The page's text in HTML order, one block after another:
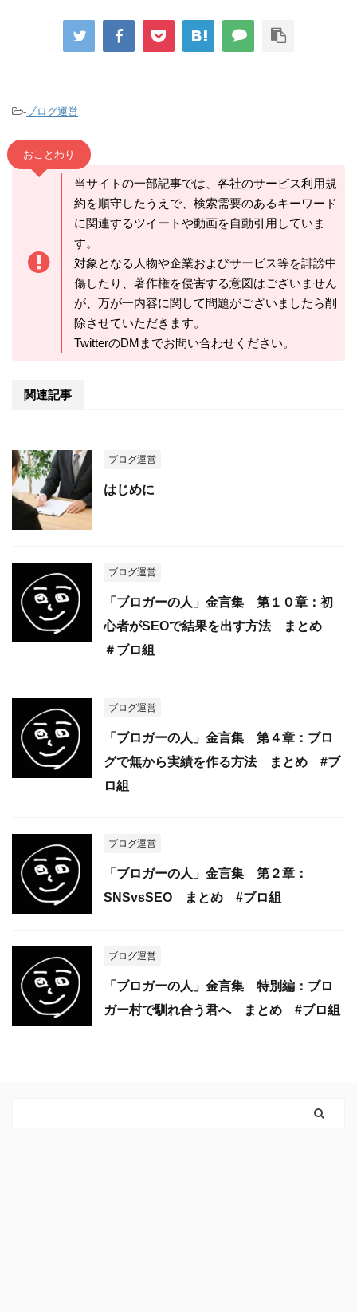
-ブログ運営
おことわり
当サイトの一部記事では、各社のサービス利用規
約を順守したうえで、検索需要のあるキーワード
に関連するツイートや動画を自動引用していま
す。
対象となる人物や企業およびサービス等を誹謗中
傷したり、著作権を侵害する意図はございません
が、万が一内容に関して問題がございましたら削
除させていただきます。
TwitterのDMまでお問い合わせください。
関連記事
ブログ運営
はじめに
ブログ運営
「ブロガーの人」金言集 第１０章：初
心者がSEOで結果を出す方法 まとめ
＃ブロ組
ブログ運営
「ブロガーの人」金言集 第４章：ブロ
グで無から実績を作る方法 まとめ #ブ
ロ組
ブログ運営
「ブロガーの人」金言集 第２章：
SNSvsSEO まとめ #ブロ組
ブログ運営
「ブロガーの人」金言集 特別編：ブロ
ガー村で馴れ合う君へ まとめ #ブロ組